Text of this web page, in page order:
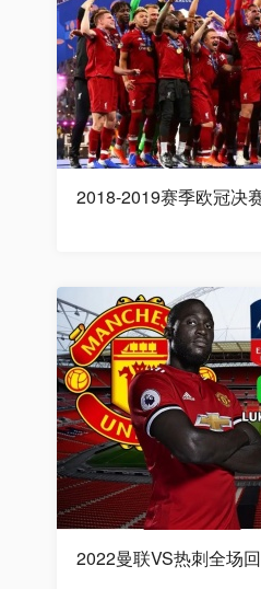
2018-2019赛季欧冠决
2022曼联VS热刺全场